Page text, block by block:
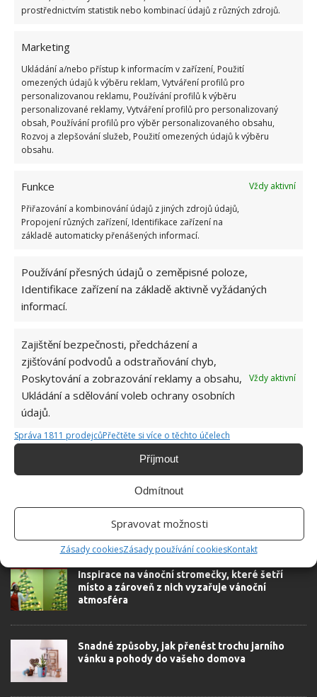
prostřednictvím statistik nebo kombinací údajů z různých zdrojů.
Marketing
Ukládání a/nebo přístup k informacím v zařízení, Použití
omezených údajů k výběru reklam, Vytváření profilů pro
personalizovanou reklamu, Používání profilů k výběru
personalizované reklamy, Vytváření profilů pro personalizovaný
obsah, Používání profilů pro výběr personalizovaného obsahu,
Rozvoj a zlepšování služeb, Použití omezených údajů k výběru
obsahu.
Funkce
Vždy aktivní
Přiřazování a kombinování údajů z jiných zdrojů údajů,
Propojení různých zařízení, Identifikace zařízení na
základě automaticky přenášených informací.
Používání přesných údajů o zeměpisné poloze,
Identifikace zařízení na základě aktivně vyžádaných
informací.
Zajištění bezpečnosti, předcházení a
zjišťování podvodů a odstraňování chyb,
Poskytování a zobrazování reklamy a obsahu,
Ukládání a sdělování voleb ochrany osobních
údajů.
Vždy aktivní
Správa 1811 prodejcůPřečtěte si více o těchto účelech
Příjmout
Odmítnout
Spravovat možnosti
Zásady cookiesZásady používání cookiesKontakt
DEKORACE PAPÍR STROMEČEK
Hana Musilová
redaktorky ji tak nadchla, že se
rozhodla zůstat. Její v...
autorovi]
Inspirace na vánoční stromečky, které šetří
místo a zároveň z nich vyzařuje vánoční
atmosféra
Snadné způsoby, jak přenést trochu jarního
vánku a pohody do vašeho domova